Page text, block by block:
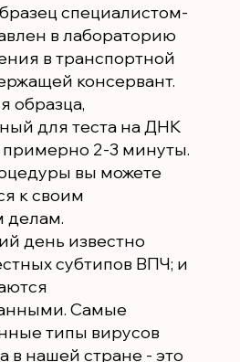
специалистом-
в лабораторию
в транспортной
консервант.
образца,
для теста на ДНК
2-3 минуты.
вы можете
к своим
делам.
день известно
субтипов ВПЧ; и
Самые
типы вирусов
в нашей стране - это